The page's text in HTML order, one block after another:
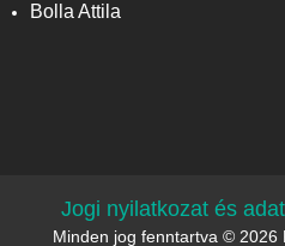
Bolla Attila
Jogi nyilatkozat és
Minden jog fenntartva © 2026